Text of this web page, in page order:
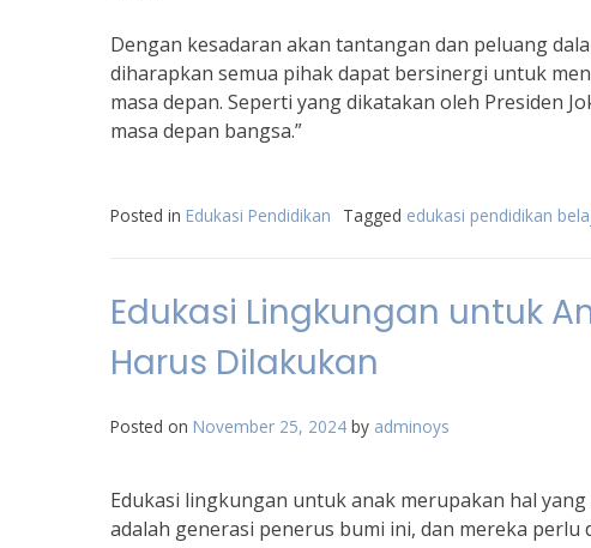
Dengan kesadaran akan tantangan dan peluang
diharapkan semua pihak dapat bersinergi untuk
masa depan. Seperti yang dikatakan oleh Presiden
masa depan bangsa.”
Posted in Edukasi Pendidikan Tagged edukasi pendidikan
Edukasi Lingkungan untuk
Harus Dilakukan
Posted on November 25, 2024 by adminoys
Edukasi lingkungan untuk anak merupakan hal
adalah generasi penerus bumi ini, dan mereka